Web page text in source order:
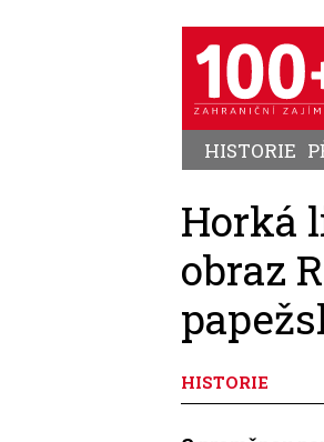
HISTORIE
Horká
obraz
HISTORIE